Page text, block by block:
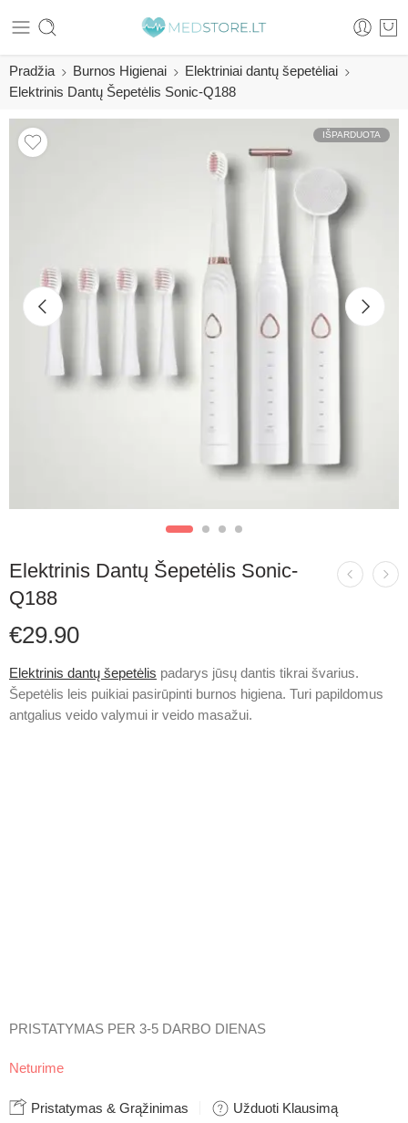
Pradžia Burnos Higienai
Elektriniai dantų šepetėliai
Elektrinis Dantų Šepetėlis Sonic-Q188
IŠPARDUOTA
Elektrinis Dantų Šepetėlis Sonic-
Q188
€29.90
Elektrinis dantų šepetėlis padarys jūsų dantis tikrai švarius.
Šepetėlis leis puikiai pasirūpinti burnos higiena. Turi papildomus
antgalius veido valymui ir veido masažui.
PRISTATYMAS PER 3-5 DARBO DIENAS
Neturime
Pristatymas & Grąžinimas Užduoti Klausimą